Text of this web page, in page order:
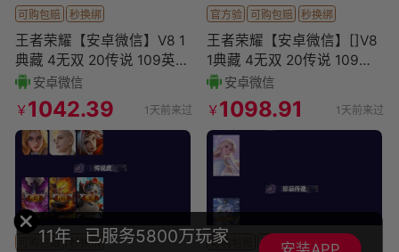
可购包赔 秒换绑
王者荣耀【安卓微信】V8 1
典藏 4无双 20传说 109英雄
117皮肤 永久社交场景限制
可二次
安卓微信
￥1042.39 1天前来过
官方验 可购包赔 秒换绑
王者荣耀【安卓微信】[]V8
1典藏 4无双 20传说 109英
雄 117皮肤 永久社交场景限
制 可
安卓微信
￥1098.91 1天前来过
可购包赔 秒换绑 可购包赔 秒换绑
11年 . 已服务5800万玩家